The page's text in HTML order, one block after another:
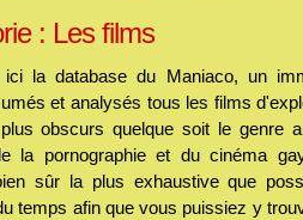
: Les films
la database du Maniaco, un
et analysés tous les films
obscurs quelque soit le genre
la pornographie et du cinéma
sûr la plus exhaustive que
temps afin que vous puissiez y